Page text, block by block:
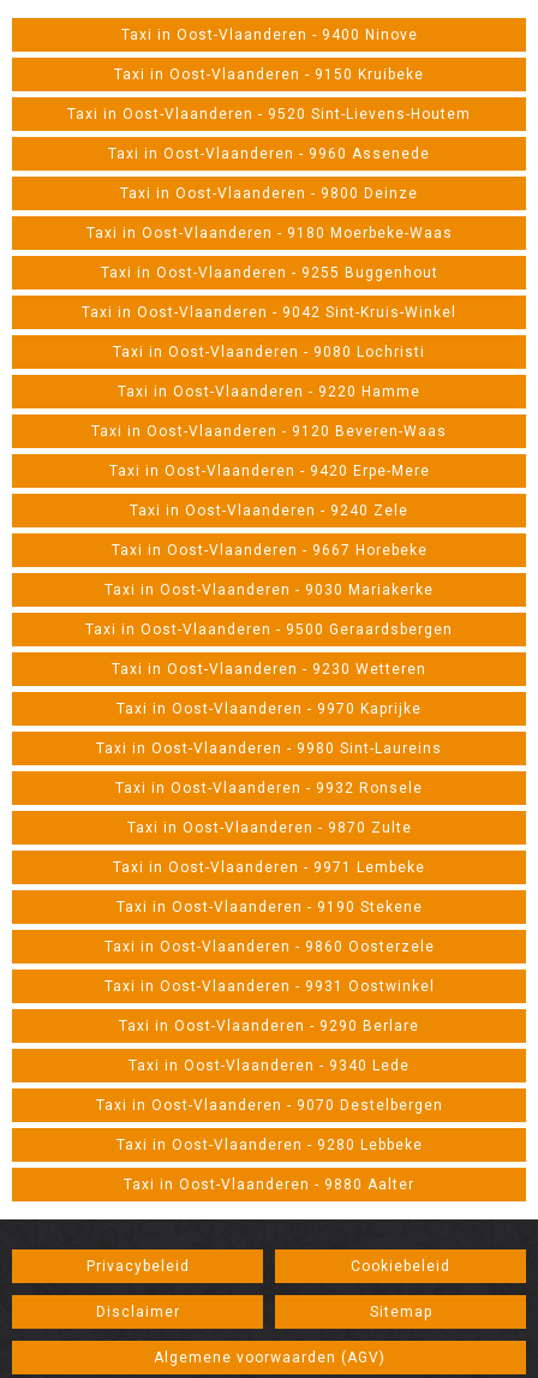
Taxi in Oost-Vlaanderen - 9400 Ninove
Taxi in Oost-Vlaanderen - 9150 Kruibeke
Taxi in Oost-Vlaanderen - 9520 Sint-Lievens-Houtem
Taxi in Oost-Vlaanderen - 9960 Assenede
Taxi in Oost-Vlaanderen - 9800 Deinze
Taxi in Oost-Vlaanderen - 9180 Moerbeke-Waas
Taxi in Oost-Vlaanderen - 9255 Buggenhout
Taxi in Oost-Vlaanderen - 9042 Sint-Kruis-Winkel
Taxi in Oost-Vlaanderen - 9080 Lochristi
Taxi in Oost-Vlaanderen - 9220 Hamme
Taxi in Oost-Vlaanderen - 9120 Beveren-Waas
Taxi in Oost-Vlaanderen - 9420 Erpe-Mere
Taxi in Oost-Vlaanderen - 9240 Zele
Taxi in Oost-Vlaanderen - 9667 Horebeke
Taxi in Oost-Vlaanderen - 9030 Mariakerke
Taxi in Oost-Vlaanderen - 9500 Geraardsbergen
Taxi in Oost-Vlaanderen - 9230 Wetteren
Taxi in Oost-Vlaanderen - 9970 Kaprijke
Taxi in Oost-Vlaanderen - 9980 Sint-Laureins
Taxi in Oost-Vlaanderen - 9932 Ronsele
Taxi in Oost-Vlaanderen - 9870 Zulte
Taxi in Oost-Vlaanderen - 9971 Lembeke
Taxi in Oost-Vlaanderen - 9190 Stekene
Taxi in Oost-Vlaanderen - 9860 Oosterzele
Taxi in Oost-Vlaanderen - 9931 Oostwinkel
Taxi in Oost-Vlaanderen - 9290 Berlare
Taxi in Oost-Vlaanderen - 9340 Lede
Taxi in Oost-Vlaanderen - 9070 Destelbergen
Taxi in Oost-Vlaanderen - 9280 Lebbeke
Taxi in Oost-Vlaanderen - 9880 Aalter
Privacybeleid Cookiebeleid
Disclaimer Sitemap
Algemene voorwaarden (AGV)